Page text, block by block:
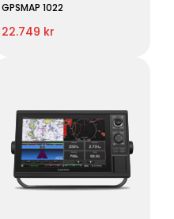
GPSMAP 1022
22.749 kr